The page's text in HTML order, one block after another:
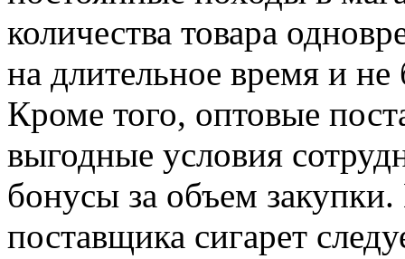
количества товара
на длительное время и не
Кроме того, оптовые
выгодные условия
бонусы за объем
поставщика сигарет